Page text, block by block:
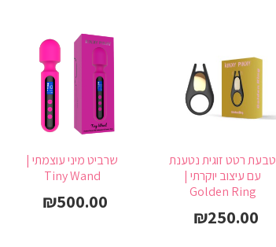
טבעת רטט זוגית נטענת
עם עיצוב יוקרתי |
Golden Ring
₪250.00
שרביט מיני עוצמתי |
Tiny Wand
₪500.00